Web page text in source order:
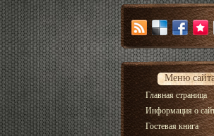
Меню
Главная страница
Информация о
Гостевая книга